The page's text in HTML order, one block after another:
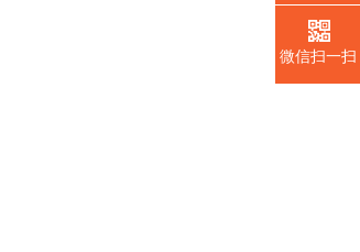
微信扫一扫